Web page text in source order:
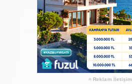
Reklam İletişim